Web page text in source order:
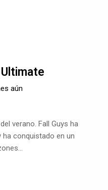
Ultimate
aún
verano. Fall Guys ha
ha conquistado en un